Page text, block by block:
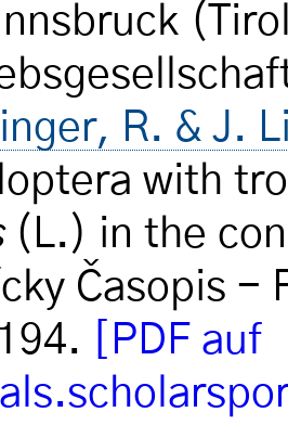
R. & J.
with
(L.) in the
Časopis -
[PDF auf